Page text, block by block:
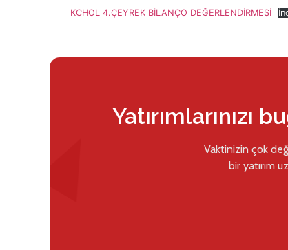
KCHOL 4.ÇEYREK BİLANÇO DEĞERLENDİRMESİ
Yatırımlarınızı
Vaktinizin çok
bir yatırım